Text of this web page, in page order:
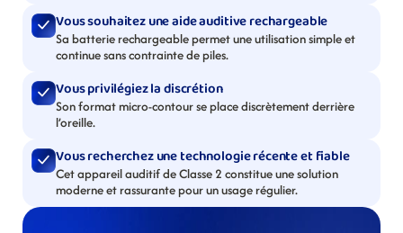
Vous souhaitez une aide auditive rechargeable
Sa batterie rechargeable permet une utilisation simple et
continue sans contrainte de piles.
Vous privilégiez la discrétion
Son format micro-contour se place discrètement derrière
l’oreille.
Vous recherchez une technologie récente et fiable
Cet appareil auditif de Classe 2 constitue une solution
moderne et rassurante pour un usage régulier.